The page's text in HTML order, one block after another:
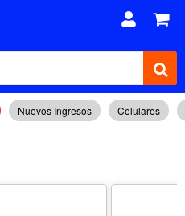
Nuevos Ingresos Celulares